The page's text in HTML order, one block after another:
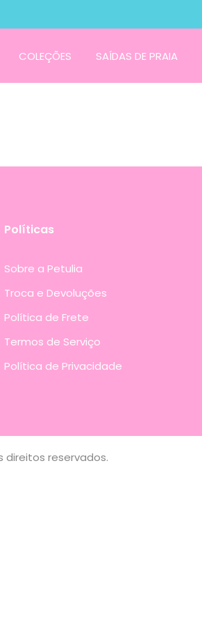
COLEÇÕES SAÍDAS DE PRAIA
Políticas
Sobre a Petulia
Troca e Devoluções
Política de Frete
Termos de Serviço
Política de Privacidade
direitos reservados.